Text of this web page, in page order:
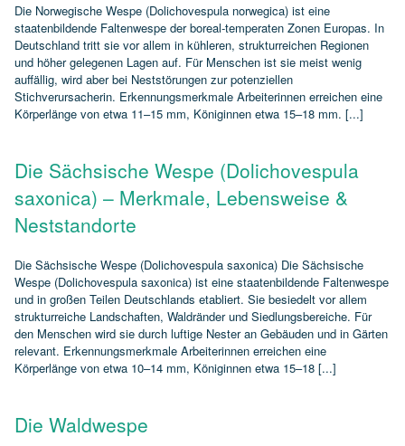
Die Norwegische Wespe (Dolichovespula norwegica) ist eine
staatenbildende Faltenwespe der boreal‑temperaten Zonen Europas. In
Deutschland tritt sie vor allem in kühleren, strukturreichen Regionen
und höher gelegenen Lagen auf. Für Menschen ist sie meist wenig
auffällig, wird aber bei Neststörungen zur potenziellen
Stichverursacherin. Erkennungsmerkmale Arbeiterinnen erreichen eine
Körperlänge von etwa 11–15 mm, Königinnen etwa 15–18 mm. [...]
Die Sächsische Wespe (Dolichovespula
saxonica) – Merkmale, Lebensweise &
Neststandorte
Die Sächsische Wespe (Dolichovespula saxonica) Die Sächsische
Wespe (Dolichovespula saxonica) ist eine staatenbildende Faltenwespe
und in großen Teilen Deutschlands etabliert. Sie besiedelt vor allem
strukturreiche Landschaften, Waldränder und Siedlungsbereiche. Für
den Menschen wird sie durch luftige Nester an Gebäuden und in Gärten
relevant. Erkennungsmerkmale Arbeiterinnen erreichen eine
Körperlänge von etwa 10–14 mm, Königinnen etwa 15–18 [...]
Die Waldwespe